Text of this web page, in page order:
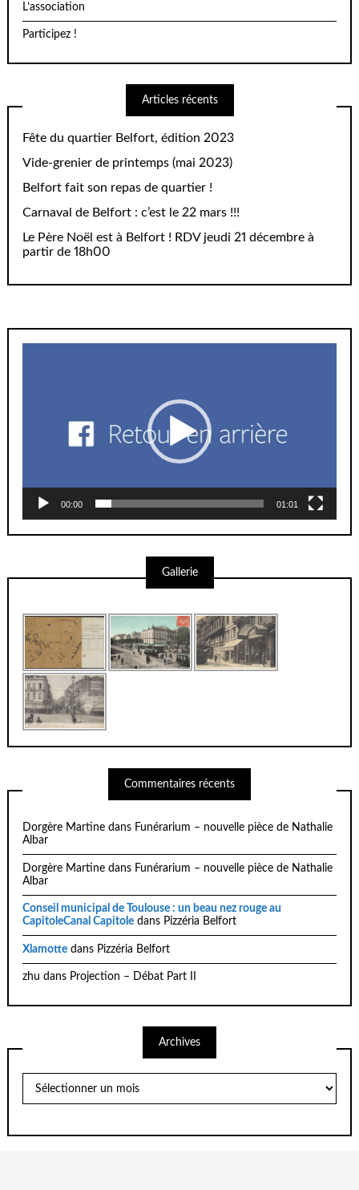
L’association
Participez !
Articles récents
Fête du quartier Belfort, édition 2023
Vide-grenier de printemps (mai 2023)
Belfort fait son repas de quartier !
Carnaval de Belfort : c’est le 22 mars !!!
Le Père Noël est à Belfort ! RDV jeudi 21 décembre à
partir de 18h00
00:00 01:01
Gallerie
Commentaires récents
Dorgère Martine dans Funérarium – nouvelle pièce de Nathalie
Albar
Dorgère Martine dans Funérarium – nouvelle pièce de Nathalie
Albar
Conseil municipal de Toulouse : un beau nez rouge au
CapitoleCanal Capitole dans Pizzéria Belfort
Xlamotte dans Pizzéria Belfort
zhu dans Projection – Débat Part II
Archives